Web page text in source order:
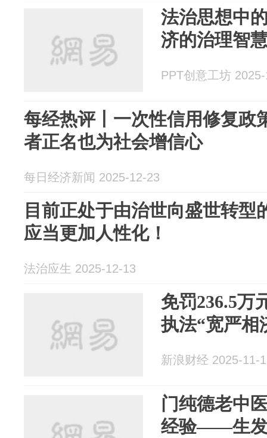
法治思想中
济的治理智
PPT创意工坊
每经热评丨一次性信用修复政
者正名也为社会增信心
每日经济新闻 2025-12-23
目前正处于由治世向盛世转型
应当更加人性化！
法治应生 2025-12-13
免罚236.5万
执法“宽严相
新浪财经 2025-11-
门纯德老中
经验——生